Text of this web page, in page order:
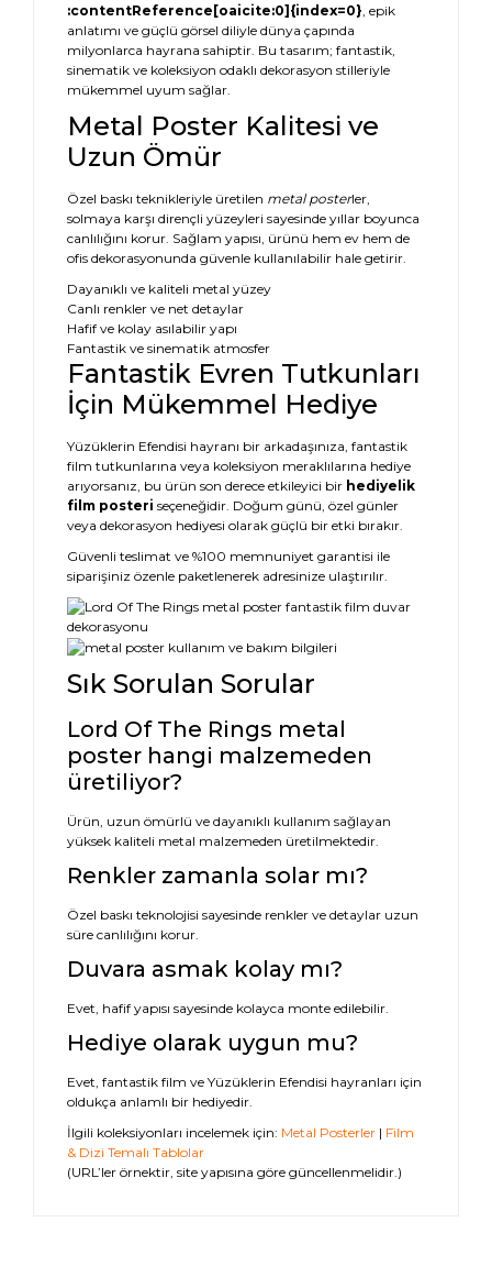
:contentReference[oaicite:0]{index=0}, epik
anlatımı ve güçlü görsel diliyle dünya çapında
milyonlarca hayrana sahiptir. Bu tasarım; fantastik,
sinematik ve koleksiyon odaklı dekorasyon stilleriyle
mükemmel uyum sağlar.
Metal Poster Kalitesi ve
Uzun Ömür
Özel baskı teknikleriyle üretilen metal posterler,
solmaya karşı dirençli yüzeyleri sayesinde yıllar boyunca
canlılığını korur. Sağlam yapısı, ürünü hem ev hem de
ofis dekorasyonunda güvenle kullanılabilir hale getirir.
Dayanıklı ve kaliteli metal yüzey
Canlı renkler ve net detaylar
Hafif ve kolay asılabilir yapı
Fantastik ve sinematik atmosfer
Fantastik Evren Tutkunları
İçin Mükemmel Hediye
Yüzüklerin Efendisi hayranı bir arkadaşınıza, fantastik
film tutkunlarına veya koleksiyon meraklılarına hediye
arıyorsanız, bu ürün son derece etkileyici bir hediyelik
film posteri seçeneğidir. Doğum günü, özel günler
veya dekorasyon hediyesi olarak güçlü bir etki bırakır.
Güvenli teslimat ve %100 memnuniyet garantisi ile
siparişiniz özenle paketlenerek adresinize ulaştırılır.
Sık Sorulan Sorular
Lord Of The Rings metal
poster hangi malzemeden
üretiliyor?
Ürün, uzun ömürlü ve dayanıklı kullanım sağlayan
yüksek kaliteli metal malzemeden üretilmektedir.
Renkler zamanla solar mı?
Özel baskı teknolojisi sayesinde renkler ve detaylar uzun
süre canlılığını korur.
Duvara asmak kolay mı?
Evet, hafif yapısı sayesinde kolayca monte edilebilir.
Hediye olarak uygun mu?
Evet, fantastik film ve Yüzüklerin Efendisi hayranları için
oldukça anlamlı bir hediyedir.
İlgili koleksiyonları incelemek için: Metal Posterler | Film
& Dizi Temalı Tablolar
(URL’ler örnektir, site yapısına göre güncellenmelidir.)